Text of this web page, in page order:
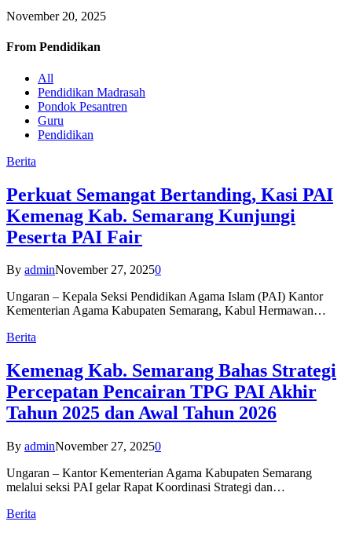
November 20, 2025
From Pendidikan
All
Pendidikan Madrasah
Pondok Pesantren
Guru
Pendidikan
Berita
Perkuat Semangat Bertanding, Kasi PAI
Kemenag Kab. Semarang Kunjungi
Peserta PAI Fair
By adminNovember 27, 20250
Ungaran – Kepala Seksi Pendidikan Agama Islam (PAI) Kantor
Kementerian Agama Kabupaten Semarang, Kabul Hermawan…
Berita
Kemenag Kab. Semarang Bahas Strategi
Percepatan Pencairan TPG PAI Akhir
Tahun 2025 dan Awal Tahun 2026
By adminNovember 27, 20250
Ungaran – Kantor Kementerian Agama Kabupaten Semarang
melalui seksi PAI gelar Rapat Koordinasi Strategi dan…
Berita